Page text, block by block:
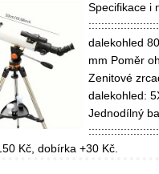
Specifikace i
dalekohled
mm Poměr
Zenitové
dalekohled:
Jednodílný
Kč, dobírka +30 Kč.